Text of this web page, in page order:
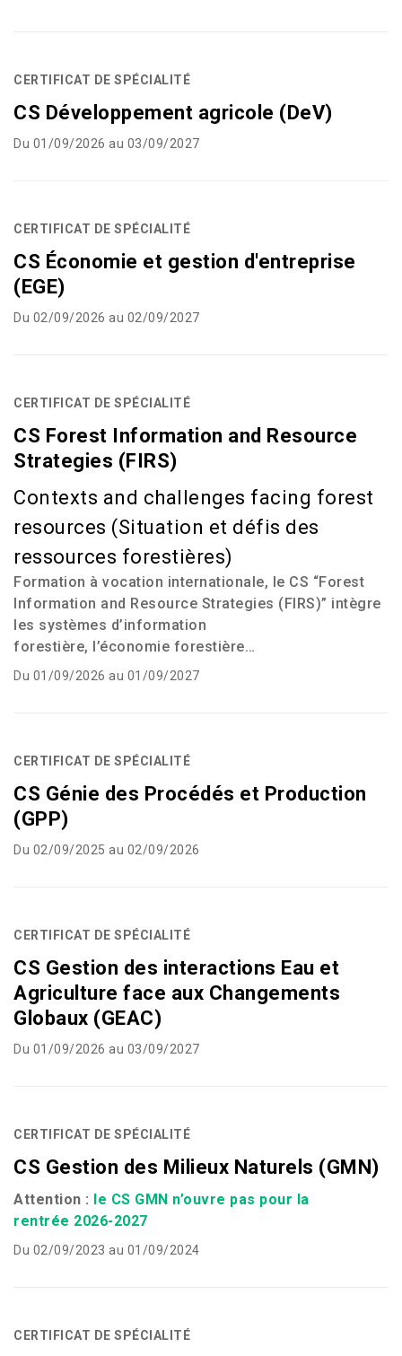
CERTIFICAT DE SPÉCIALITÉ
CS Développement agricole (DeV)
Du 01/09/2026 au 03/09/2027
CERTIFICAT DE SPÉCIALITÉ
CS Économie et gestion d'entreprise
(EGE)
Du 02/09/2026 au 02/09/2027
CERTIFICAT DE SPÉCIALITÉ
CS Forest Information and Resource
Strategies (FIRS)
Contexts and challenges facing forest
resources (Situation et défis des
ressources forestières)
Formation à vocation internationale, le CS “Forest
Information and Resource Strategies (FIRS)” intègre
les systèmes d’information
forestière, l’économie forestière…
Du 01/09/2026 au 01/09/2027
CERTIFICAT DE SPÉCIALITÉ
CS Génie des Procédés et Production
(GPP)
Du 02/09/2025 au 02/09/2026
CERTIFICAT DE SPÉCIALITÉ
CS Gestion des interactions Eau et
Agriculture face aux Changements
Globaux (GEAC)
Du 01/09/2026 au 03/09/2027
CERTIFICAT DE SPÉCIALITÉ
CS Gestion des Milieux Naturels (GMN)
Attention : le CS GMN n’ouvre pas pour la
rentrée 2026-2027
Du 02/09/2023 au 01/09/2024
CERTIFICAT DE SPÉCIALITÉ